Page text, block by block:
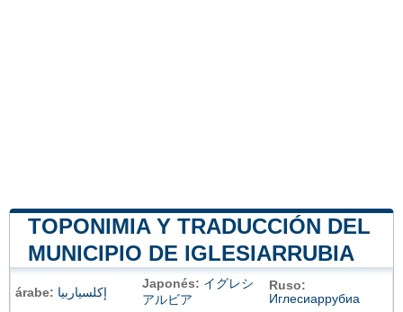
TOPONIMIA Y TRADUCCIÓN DEL
MUNICIPIO DE IGLESIARRUBIA
árabe: إكلسياربيا
Japonés: イグレシ
アルビア
Ruso:
Иглесиаррубиа